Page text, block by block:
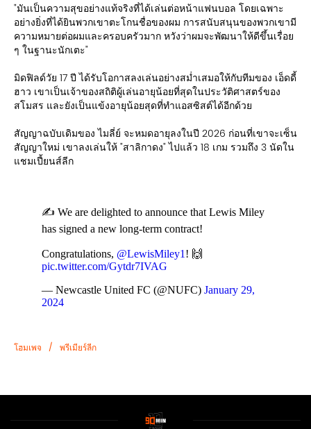
"มันเป็นความสุขอย่างแท้จริงที่ได้เล่นต่อหน้าแฟนบอล โดยเฉพาะ
อย่างยิ่งที่ได้ยินพวกเขาตะโกนชื่อของผม การสนับสนุนของพวกเขามี
ความหมายต่อผมและครอบครัวมาก หวังว่าผมจะพัฒนาให้ดีขึ้นเรื่อย
ๆ ในฐานะนักเตะ"
มิดฟิลด์วัย 17 ปี ได้รับโอกาสลงเล่นอย่างสม่ำเสมอให้กับทีมของ เอ็ดดี้
ฮาว เขาเป็นเจ้าของสถิติผู้เล่นอายุน้อยที่สุดในประวัติศาสตร์ของ
สโมสร และยังเป็นแข้งอายุน้อยสุดที่ทำแอสซิสต์ได้อีกด้วย
สัญญาฉบับเดิมของ ไมลี่ย์ จะหมดอายุลงในปี 2026 ก่อนที่เขาจะเซ็น
สัญญาใหม่ เขาลงเล่นให้ "สาลิกาดง" ไปแล้ว 18 เกม รวมถึง 3 นัดใน
แชมเปี้ยนส์ลีก
✍️ We are delighted to announce that Lewis Miley
has signed a new long-term contract!
Congratulations, @LewisMiley1 ! 🙌
pic.twitter.com/Gytdr7IVAG
— Newcastle United FC (@NUFC) January 29,
2024
โฮมเพจ / พรีเมียร์ลีก